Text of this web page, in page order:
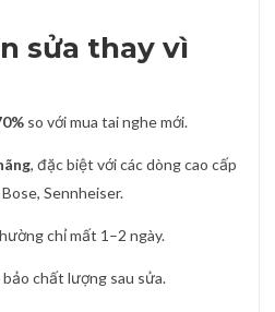
sửa thay vì
so với mua tai nghe mới.
, đặc biệt với các dòng cao cấp
Sennheiser.
chỉ mất 1–2 ngày.
bảo chất lượng sau sửa.